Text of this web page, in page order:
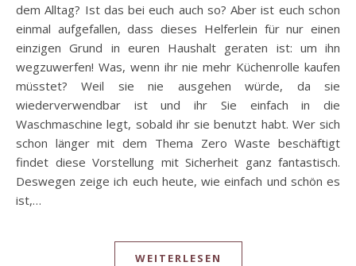
dem Alltag? Ist das bei euch auch so? Aber ist euch schon
einmal aufgefallen, dass dieses Helferlein für nur einen
einzigen Grund in euren Haushalt geraten ist: um ihn
wegzuwerfen! Was, wenn ihr nie mehr Küchenrolle kaufen
müsstet? Weil sie nie ausgehen würde, da sie
wiederverwendbar ist und ihr Sie einfach in die
Waschmaschine legt, sobald ihr sie benutzt habt. Wer sich
schon länger mit dem Thema Zero Waste beschäftigt
findet diese Vorstellung mit Sicherheit ganz fantastisch.
Deswegen zeige ich euch heute, wie einfach und schön es
ist,…
WEITERLESEN